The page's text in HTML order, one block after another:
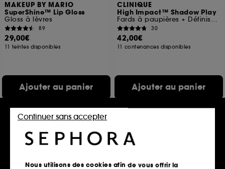
MAKEUP BY MARIO
SuperShine™ Lip Gloss
Gloss à lèvres
89
29,00€
11 teintes disponibles
Ajouter au panier
CLINIQUE
High Impact™ Shadow Play
Fards à paupières + Définisseur
30
42,00€
11 contenances disponibles
Ajouter au panier
Nous utilisons des cookies afin de vous offrir la
Continuer sans accepter